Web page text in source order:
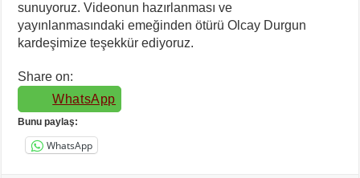
sunuyoruz. Videonun hazırlanması ve
yayınlanmasındaki emeğinden ötürü Olcay Durgun
kardeşimize teşekkür ediyoruz.
Share on:
WhatsApp
Bunu paylaş:
WhatsApp